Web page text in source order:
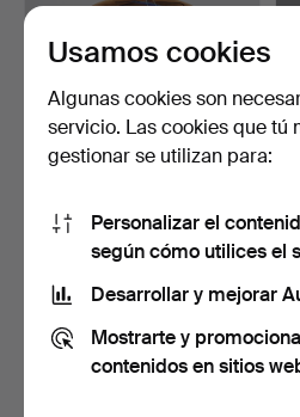
LORRAINE GILL.
NOCTURNO.
Subastado 13 oct 2019
61 USD
Usamos cookies
Algunas cookies son
servicio. Las cookies que tú
gestionar se utilizan para:
Personalizar el
según cómo utilices el
Desarrollar y mejorar
Mostrarte y
contenidos en sitios